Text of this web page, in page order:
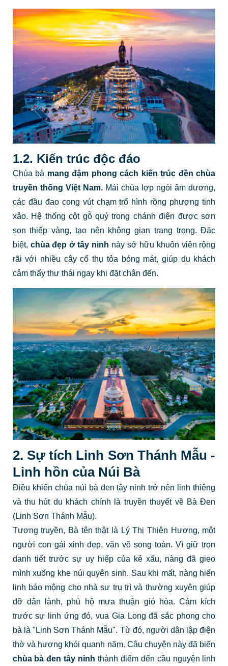
1.2. Kiến trúc độc đáo
Chùa bà mang đậm phong cách kiến trúc đền chùa
truyền thống Việt Nam. Mái chùa lợp ngói âm dương,
các đầu đao cong vút chạm trổ hình rồng phượng tinh
xảo. Hệ thống cột gỗ quý trong chánh điện được sơn
son thiếp vàng, tạo nên không gian trang trọng. Đặc
biệt, chùa đẹp ở tây ninh này sở hữu khuôn viên rộng
rãi với nhiều cây cổ thụ tỏa bóng mát, giúp du khách
cảm thấy thư thái ngay khi đặt chân đến.
2. Sự tích Linh Sơn Thánh Mẫu -
Linh hồn của Núi Bà
Điều khiến chùa núi bà đen tây ninh trở nên linh thiêng
và thu hút du khách chính là truyền thuyết về Bà Đen
(Linh Sơn Thánh Mẫu).
Tương truyền, Bà tên thật là Lý Thị Thiên Hương, một
người con gái xinh đẹp, văn võ song toàn. Vì giữ trọn
danh tiết trước sự uy hiếp của kẻ xấu, nàng đã gieo
mình xuống khe núi quyên sinh. Sau khi mất, nàng hiển
linh báo mộng cho nhà sư trụ trì và thường xuyên giúp
đỡ dân lành, phù hộ mưa thuận gió hòa. Cảm kích
trước sự linh ứng đó, vua Gia Long đã sắc phong cho
bà là "Linh Sơn Thánh Mẫu". Từ đó, người dân lập điện
thờ và hương khói quanh năm. Câu chuyện này đã biến
chùa bà đen tây ninh thành điểm đến cầu nguyện linh